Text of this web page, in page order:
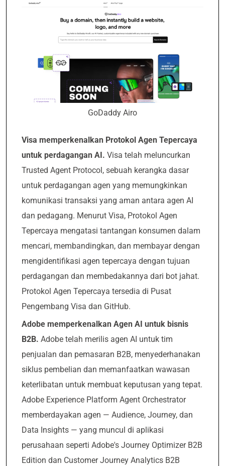
GoDaddy Airo
Visa memperkenalkan Protokol Agen Tepercaya
untuk perdagangan AI. Visa telah meluncurkan
Trusted Agent Protocol, sebuah kerangka dasar
untuk perdagangan agen yang memungkinkan
komunikasi transaksi yang aman antara agen AI
dan pedagang. Menurut Visa, Protokol Agen
Tepercaya mengatasi tantangan konsumen dalam
mencari, membandingkan, dan membayar dengan
mengidentifikasi agen tepercaya dengan tujuan
perdagangan dan membedakannya dari bot jahat.
Protokol Agen Tepercaya tersedia di Pusat
Pengembang Visa dan GitHub.
Adobe memperkenalkan Agen AI untuk bisnis
B2B. Adobe telah merilis agen AI untuk tim
penjualan dan pemasaran B2B, menyederhanakan
siklus pembelian dan memanfaatkan wawasan
keterlibatan untuk membuat keputusan yang tepat.
Adobe Experience Platform Agent Orchestrator
memberdayakan agen — Audience, Journey, dan
Data Insights — yang muncul di aplikasi
perusahaan seperti Adobe's Journey Optimizer B2B
Edition dan Customer Journey Analytics B2B